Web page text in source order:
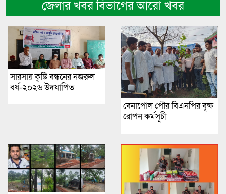
জেলার খবর বিভাগের আরো খবর
সারসায় কৃষ্টি বন্ধনের নজরুল
বর্ষ-২০২৬ উদযাপিত
বেনাপোল পৌর বিএনপির বৃক্ষ
রোপন কর্মসূচী